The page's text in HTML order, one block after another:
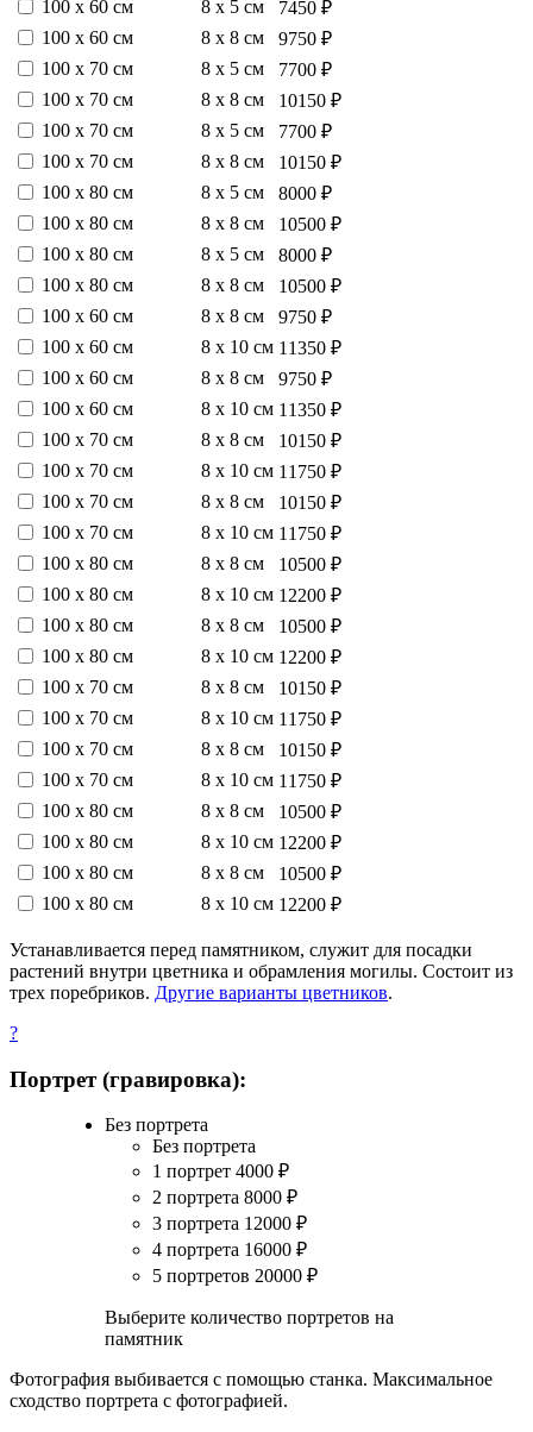
100 х 60 см
8 х 5 см
7450 ₽
100 х 60 см
8 х 8 см
9750 ₽
100 х 70 см
8 х 5 см
7700 ₽
100 х 70 см
8 х 8 см
10150 ₽
100 х 70 см
8 х 5 см
7700 ₽
100 х 70 см
8 х 8 см
10150 ₽
100 х 80 см
8 х 5 см
8000 ₽
100 х 80 см
8 х 8 см
10500 ₽
100 х 80 см
8 х 5 см
8000 ₽
100 х 80 см
8 х 8 см
10500 ₽
100 х 60 см
8 х 8 см
9750 ₽
100 х 60 см
8 х 10 см 11350 ₽
100 х 60 см
8 х 8 см
9750 ₽
100 х 60 см
8 х 10 см 11350 ₽
100 х 70 см
8 х 8 см
10150 ₽
100 х 70 см
8 х 10 см 11750 ₽
100 х 70 см
8 х 8 см
10150 ₽
100 х 70 см
8 х 10 см 11750 ₽
100 х 80 см
8 х 8 см
10500 ₽
100 х 80 см
8 х 10 см 12200 ₽
100 х 80 см
8 х 8 см
10500 ₽
100 х 80 см
8 х 10 см 12200 ₽
100 х 70 см
8 х 8 см
10150 ₽
100 х 70 см
8 х 10 см 11750 ₽
100 х 70 см
8 х 8 см
10150 ₽
100 х 70 см
8 х 10 см 11750 ₽
100 х 80 см
8 х 8 см
10500 ₽
100 х 80 см
8 х 10 см 12200 ₽
100 х 80 см
8 х 8 см
10500 ₽
100 х 80 см
8 х 10 см 12200 ₽
Устанавливается перед памятником, служит для посадки
растений внутри цветника и обрамления могилы. Состоит из
трех поребриков. Другие варианты цветников.
?
Портрет (гравировка):
Без портрета
Без портрета
1 портрет 4000 ₽
2 портрета 8000 ₽
3 портрета 12000 ₽
4 портрета 16000 ₽
5 портретов 20000 ₽
Выберите количество портретов на
памятник
Фотография выбивается с помощью станка. Максимальное
сходство портрета с фотографией.